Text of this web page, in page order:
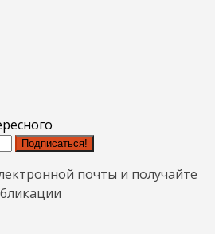
Подписаться!
почты и получайте